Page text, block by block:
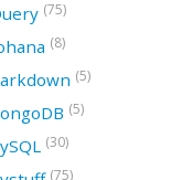
(75)
(8)
(5)
(5)
(30)
(75)